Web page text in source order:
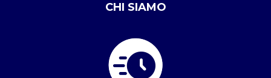
CHI SIAMO